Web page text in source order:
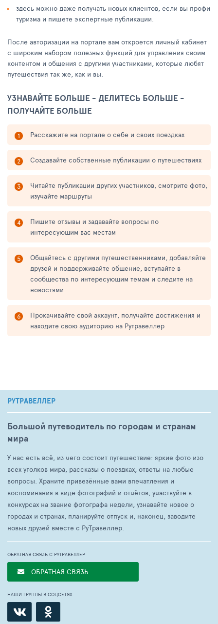
здесь можно даже получать новых клиентов, если вы профи
туризма и пишете экспертные публикации.
После авторизации на портале вам откроется личный кабинет
с широким набором полезных функций для управления своим
контентом и общения с другими участниками, которые любят
путешествия так же, как и вы.
УЗНАВАЙТЕ БОЛЬШЕ - ДЕЛИТЕСЬ БОЛЬШЕ -
ПОЛУЧАЙТЕ БОЛЬШЕ
Расскажите на портале о себе и своих поездках
Создавайте собственные публикации о путешествиях
Читайте публикации других участников, смотрите фото,
изучайте маршруты
Пишите отзывы и задавайте вопросы по
интересующим вас местам
Общайтесь с другими путешественниками, добавляйте
друзей и поддерживайте общение, вступайте в
сообщества по интересующим темам и следите на
новостями
Прокачивайте свой аккаунт, получайте достижения и
находите свою аудиторию на Рутравеллер
РУТРАВЕЛЛЕР
Большой путеводитель по городам и странам
мира
У нас есть всё, из чего состоит путешествие: яркие фото изо
всех уголков мира, рассказы о поездках, ответы на любые
вопросы. Храните привезённые вами впечатления и
воспоминания в виде фотографий и отчётов, участвуйте в
конкурсах на звание фотографа недели, узнавайте новое о
городах и странах, планируйте отпуск и, наконец, заводите
новых друзей вместе с РуТравеллер.
ОБРАТНАЯ СВЯЗЬ С РУТРАВЕЛЛЕР
ОБРАТНАЯ СВЯЗЬ
НАШИ ГРУППЫ В СОЦСЕТЯХ